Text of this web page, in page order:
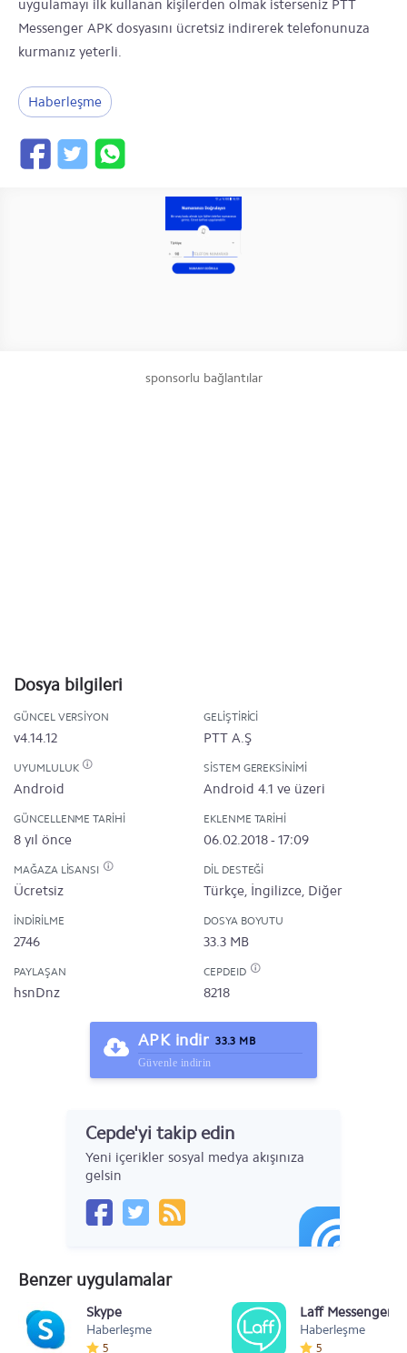
uygulamayı ilk kullanan kişilerden olmak isterseniz PTT
Messenger APK dosyasını ücretsiz indirerek telefonunuza
kurmanız yeterli.
Haberleşme
sponsorlu bağlantılar
Dosya bilgileri
GÜNCEL VERSIYON
v4.14.12
GELIŞTIRICI
PTT A.Ş
UYUMLULUK
Android
SISTEM GEREKSINIMI
Android 4.1 ve üzeri
GÜNCELLENME TARIHI
8 yıl önce
EKLENME TARIHI
06.02.2018 - 17:09
MAĞAZA LISANSI
Ücretsiz
DIL DESTEĞI
Türkçe, İngilizce, Diğer
İNDIRILME
2746
DOSYA BOYUTU
33.3 MB
PAYLAŞAN
hsnDnz
CEPDEID
8218
APK indir 33.3 MB
Güvenle indirin
Cepde'yi takip edin
Yeni içerikler sosyal medya akışınıza
gelsin
Benzer uygulamalar
Skype
Haberleşme
5
Laff Messenger
Haberleşme
5